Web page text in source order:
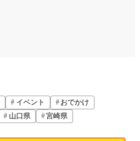
イベント
おでかけ
山口県 宮崎県